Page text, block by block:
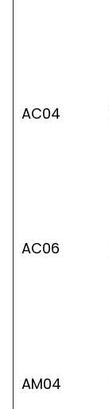
AC04
AC06
AM04